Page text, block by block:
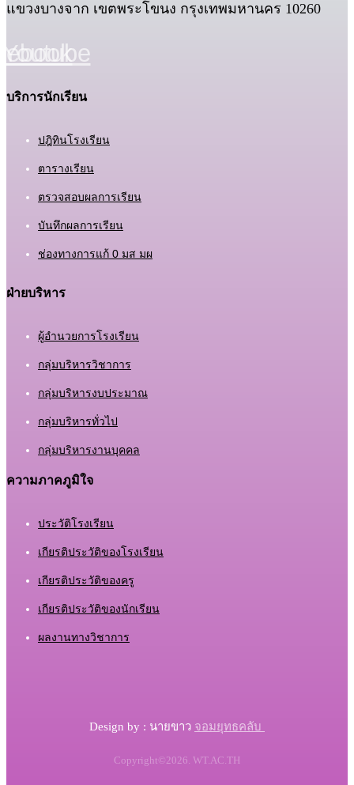
แขวงบางจาก เขตพระโขนง กรุงเทพมหานคร 10260
Youtube
บริการนักเรียน
ปฎิทินโรงเรียน
ตารางเรียน
ตรวจสอบผลการเรียน
บันทึกผลการเรียน
ช่องทางการแก้ 0 มส มผ
ฝ่ายบริหาร
ผู้อำนวยการโรงเรียน
กลุ่มบริหารวิชาการ
กลุ่มบริหารงบประมาณ
กลุ่มบริหารทั่วไป
กลุ่มบริหารงานบุคคล
ความภาคภูมิใจ
ประวัติโรงเรียน
เกียรติประวัติของโรงเรียน
เกียรติประวัติของครู
เกียรติประวัติของนักเรียน
ผลงานทางวิชาการ
Design by : นายขาว จอมยุทธคลับ
Copyright©2026. WT.AC.TH